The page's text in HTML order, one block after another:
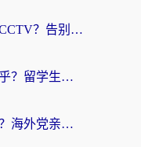
海外党亲测：在海外如何看CCTV？告别“仅限大陆播放”的实用指南
央视影音在海外可以看吗知乎？留学生亲测：3步解决地域限制+追剧自由
在国外怎么看咪咕视频软件？海外党亲测有效的回国加速方案